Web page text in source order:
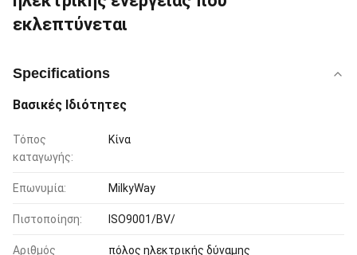
εκλεπτύνεται
Specifications
Βασικές Ιδιότητες
Τόπος
καταγωγής:
Κίνα
Επωνυμία: MilkyWay
Πιστοποίηση: ISO9001/BV/
Αριθμός
πόλος ηλεκτρικής δύναμης